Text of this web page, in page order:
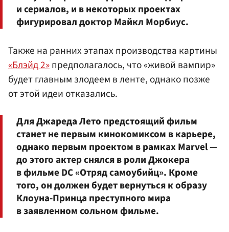
и сериалов, и в некоторых проектах
фигурировал доктор Майкл Морбиус.
Также на ранних этапах производства картины
«Блэйд 2»предполагалось, что «живой вампир»
будет главным злодеем в ленте, однако позже
от этой идеи отказались.
Для Джареда Лето предстоящий фильм
станет не первым кинокомиксом в карьере,
однако первым проектом в рамках Marvel —
до этого актер снялся в роли Джокера
в фильме DC «Отряд самоубийц». Кроме
того, он должен будет вернуться к образу
Клоуна-Принца преступного мира
в заявленном сольном фильме.